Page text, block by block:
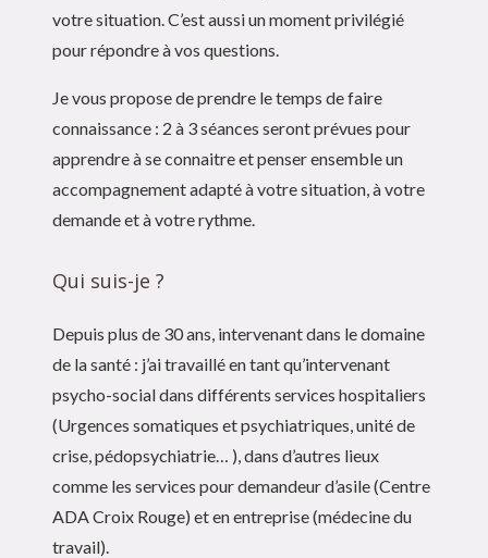
votre situation. C’est aussi un moment privilégié
pour répondre à vos questions.
Je vous propose de prendre le temps de faire
connaissance : 2 à 3 séances seront prévues pour
apprendre à se connaitre et penser ensemble un
accompagnement adapté à votre situation, à votre
demande et à votre rythme.
Qui suis-je ?
Depuis plus de 30 ans, intervenant dans le domaine
de la santé : j’ai travaillé en tant qu’intervenant
psycho-social dans différents services hospitaliers
(Urgences somatiques et psychiatriques, unité de
crise, pédopsychiatrie… ), dans d’autres lieux
comme les services pour demandeur d’asile (Centre
ADA Croix Rouge) et en entreprise (médecine du
travail).